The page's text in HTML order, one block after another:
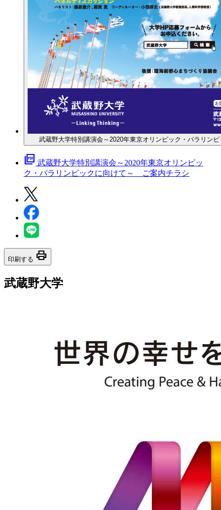
武蔵野大学特別講演会～2020年東京オリンピック・パラリン
picture_as_pdf 武蔵野大学特別講演会～2020年東京オリンピッ
ク・パラリンピックに向けて～ ご案内チラシ
印刷する print
武蔵野大学